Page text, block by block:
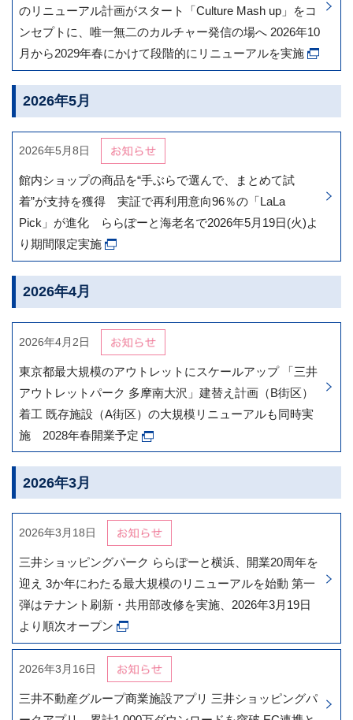
のリニューアル計画がスタート「Culture Mash up」をコ
ンセプトに、唯一無二のカルチャー発信の場へ 2026年10
月から2029年春にかけて段階的にリニューアルを実施
2026年5月
2026年5月8日
館内ショップの商品を“手ぶらで選んで、まとめて試
着”が支持を獲得 実証で再利用意向96％の「LaLa
Pick」が進化 ららぽーと海老名で2026年5月19日(火)よ
り期間限定実施
2026年4月
2026年4月2日
東京都最大規模のアウトレットにスケールアップ 「三井
アウトレットパーク 多摩南大沢」建替え計画（B街区）
着工 既存施設（A街区）の大規模リニューアルも同時実
施 2028年春開業予定
2026年3月
2026年3月18日
三井ショッピングパーク ららぽーと横浜、開業20周年を
迎え 3か年にわたる最大規模のリニューアルを始動 第一
弾はテナント刷新・共用部改修を実施、2026年3月19日
より順次オープン
2026年3月16日
三井不動産グループ商業施設アプリ 三井ショッピングパ